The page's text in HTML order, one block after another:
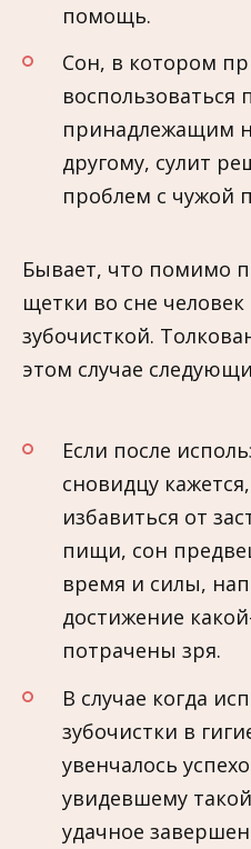
помощь.
Сон, в котором
принадлежащим
другому, сулит
проблем с чужой
Бывает, что помимо
щетки во сне человек
зубочисткой.
этом случае
Если после
сновидцу
избавиться от
пищи, сон
время и силы,
достижение
потрачены зря.
В случае когда
зубочистки в
увенчалось
увидевшему
удачное